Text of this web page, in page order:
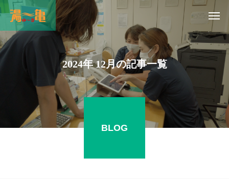
2024年 12月の記事一覧
BLOG